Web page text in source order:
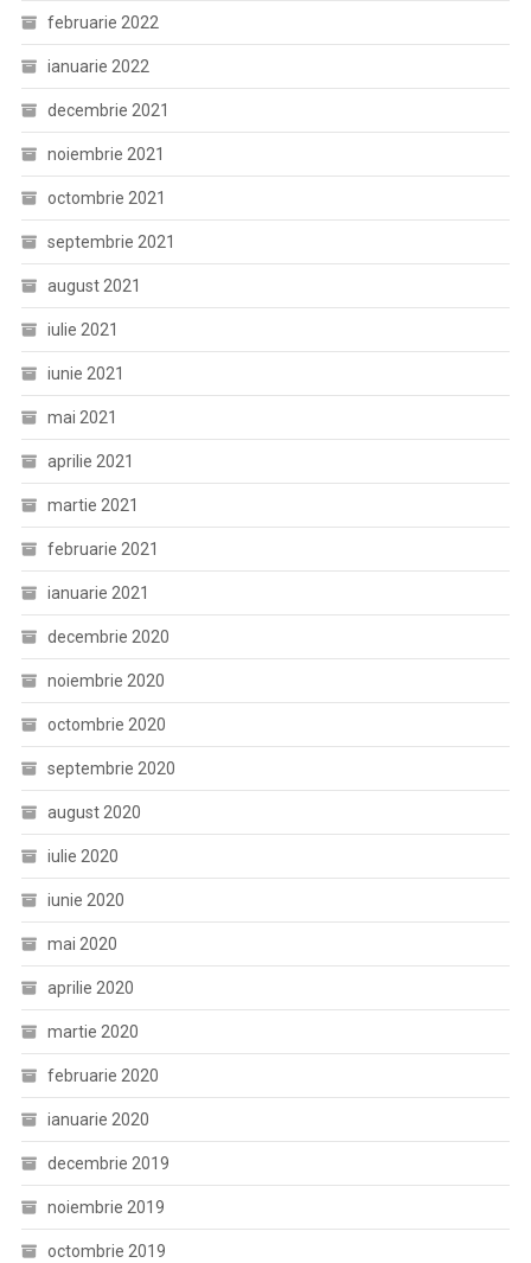
februarie 2022
ianuarie 2022
decembrie 2021
noiembrie 2021
octombrie 2021
septembrie 2021
august 2021
iulie 2021
iunie 2021
mai 2021
aprilie 2021
martie 2021
februarie 2021
ianuarie 2021
decembrie 2020
noiembrie 2020
octombrie 2020
septembrie 2020
august 2020
iulie 2020
iunie 2020
mai 2020
aprilie 2020
martie 2020
februarie 2020
ianuarie 2020
decembrie 2019
noiembrie 2019
octombrie 2019